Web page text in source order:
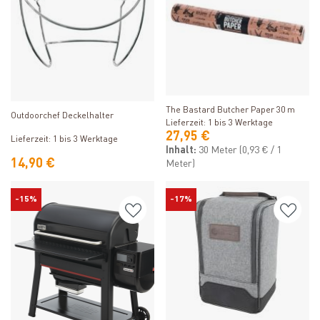
Outdoorchef Deckelhalter
Lieferzeit: 1 bis 3 Werktage
14,90 €
The Bastard Butcher Paper 30 m
Lieferzeit: 1 bis 3 Werktage
27,95 €
Inhalt: 30 Meter (0,93 € / 1
Meter)
-15%
Produkt ansehen
-17%
Produkt ansehen